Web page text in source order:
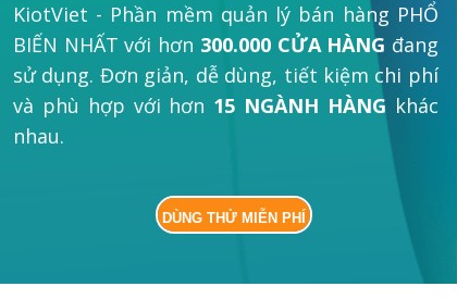
KiotViet - Phần mềm quản lý bán hàng PHỔ
BIẾN NHẤT với hơn 300.000 CỬA HÀNG đang
sử dụng. Đơn giản, dễ dùng, tiết kiệm chi phí
và phù hợp với hơn 15 NGÀNH HÀNG khác
nhau.
DÙNG THỬ MIỄN PHÍ